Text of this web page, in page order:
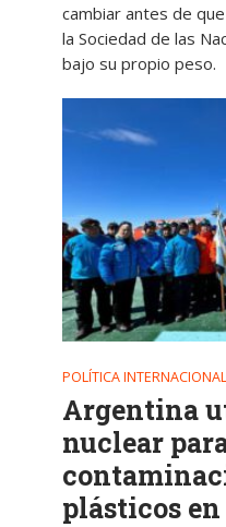
cambiar antes de
la Sociedad de las
bajo su propio peso.
POLÍTICA INTERNACIONAL
Argentina
nuclear
plásticos en